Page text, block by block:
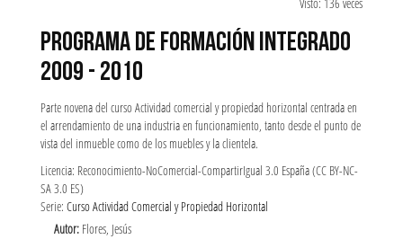
Visto: 136 veces
PROGRAMA DE FORMACIÓN INTEGRADO
2009 - 2010
Parte novena del curso Actividad comercial y propiedad horizontal centrada en
el arrendamiento de una industria en funcionamiento, tanto desde el punto de
vista del inmueble como de los muebles y la clientela.
Licencia: Reconocimiento-NoComercial-CompartirIgual 3.0 España (CC BY-NC-
SA 3.0 ES)
Serie: Curso Actividad Comercial y Propiedad Horizontal
Autor: Flores, Jesús